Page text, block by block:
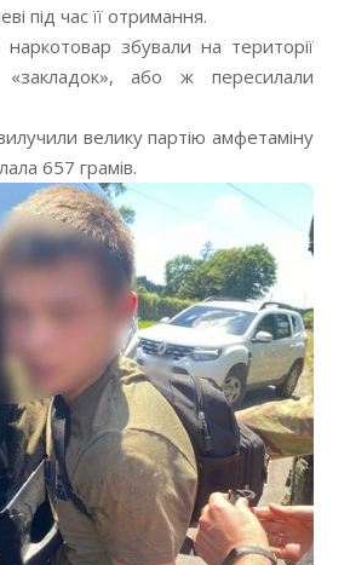
під час її отримання.
збували на території
«закладок», або ж пересилали
велику партію амфетаміну
657 грамів.